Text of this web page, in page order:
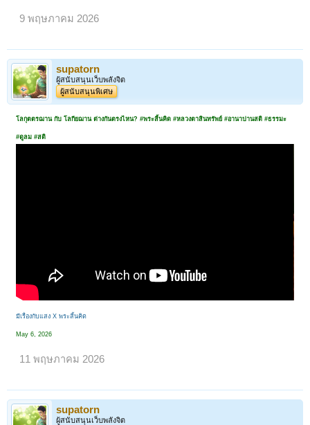
9 พฤษภาคม 2026
supatorn
ผู้สนับสนุนเว็บพลังจิต
ผู้สนับสนุนพิเศษ
โลกุตตรฌาน กับ โลกียฌาน ต่างกันตรงไหน? #พระสิ้นคิด #หลวงตาสินทรัพย์ #อานาปานสติ #ธรรมะ
#ดูลม #สติ
มีเรื่องกับแสง X พระสิ้นคิด
May 6, 2026
11 พฤษภาคม 2026
supatorn
ผู้สนับสนุนเว็บพลังจิต